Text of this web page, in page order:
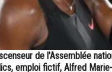
de l'Assemblée
emploi fictif, Alfred